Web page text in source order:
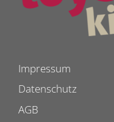
Impressum
Datenschutz
AGB